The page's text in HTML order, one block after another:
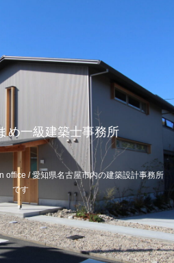
め一級建築士事務所
office / 愛知県名古屋市内の建築設計事務所
です